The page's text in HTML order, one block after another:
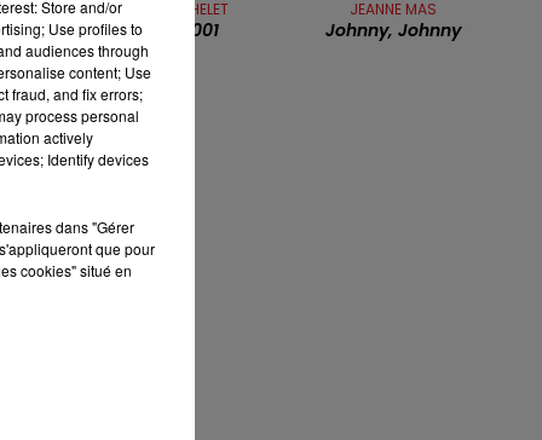
16h00 - 19h00
LE JUKEBOX RDL
PIERRE BACHELET
En L'an 2001
JEANNE MAS
Johnny, Johnny
Store and/or
Use profiles to
audiences through
content; Use
fraud, and fix errors;
process personal
actively
Identify devices
dans "Gérer
que pour
cookies" situé en